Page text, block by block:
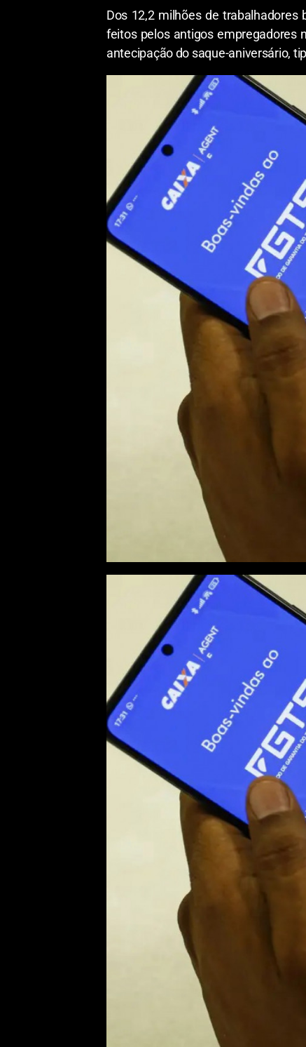
Dos 12,2 milhões de
feitos pelos antigos empregadores
antecipação do saque-aniversário,